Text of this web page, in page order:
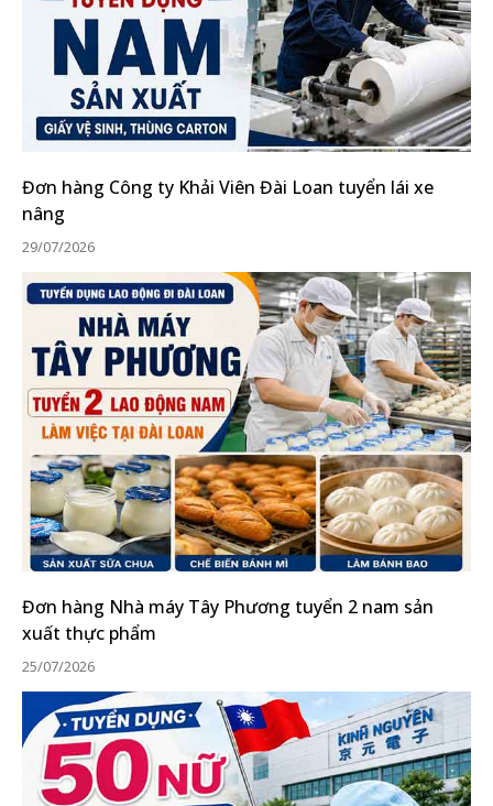
Đơn hàng Công ty Khải Viên Đài Loan tuyển lái xe
nâng
29/07/2026
Đơn hàng Nhà máy Tây Phương tuyển 2 nam sản
xuất thực phẩm
25/07/2026